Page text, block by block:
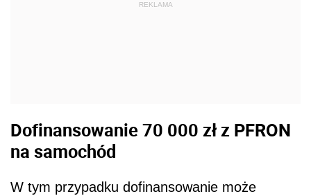
REKLAMA
Dofinansowanie 70 000 zł z PFRON
na samochód
W tym przypadku dofinansowanie może